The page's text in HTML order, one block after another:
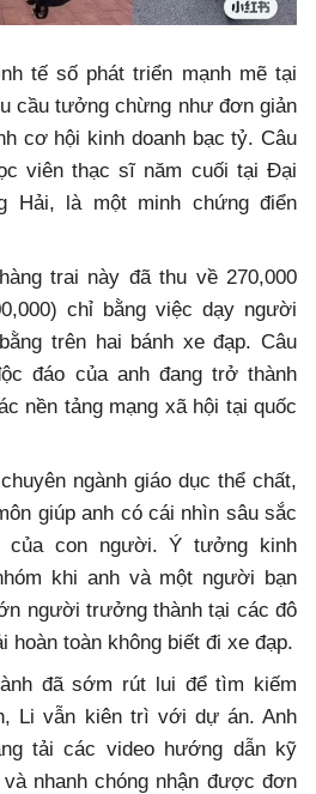
tế số phát triển mạnh mẽ tại
cầu tưởng chừng như đơn giản
cơ hội kinh doanh bạc tỷ. Câu
viên thạc sĩ năm cuối tại Đại
Hải, là một minh chứng điển
trai này đã thu về 270,000
chỉ bằng việc dạy người
trên hai bánh xe đạp. Câu
đáo của anh đang trở thành
nền tảng mạng xã hội tại quốc
ngành giáo dục thể chất,
giúp anh có cái nhìn sâu sắc
con người. Ý tưởng kinh
khi anh và một người bạn
người trưởng thành tại các đô
hoàn toàn không biết đi xe đạp.
đã sớm rút lui để tìm kiếm
Li vẫn kiên trì với dự án. Anh
tải các video hướng dẫn kỹ
nhanh chóng nhận được đơn